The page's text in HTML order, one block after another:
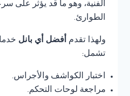
الفنية، وهو ما قد يؤثر على
الطوارئ.
ولهذا تقدم أفضل أي بانل
تشمل:
اختبار الكواشف والأجراس.
مراجعة لوحات التحكم.